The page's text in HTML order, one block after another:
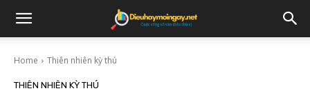
Home Thiên nhiên kỳ thú
THIÊN NHIÊN KỲ THÚ